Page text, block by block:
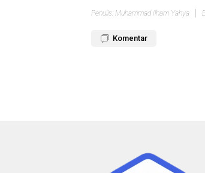
Penulis: Muhammad Ilham Yahya
Komentar